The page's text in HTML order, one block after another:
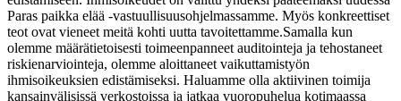
Paras paikka elää -vastuullisuusohjelmassamme. Myös konkreettiset
teot ovat vieneet meitä kohti uutta tavoitettamme.Samalla kun
olemme määrätietoisesti toimeenpanneet auditointeja ja tehostaneet
riskienarviointeja, olemme aloittaneet vaikuttamistyön
ihmisoikeuksien edistämiseksi. Haluamme olla aktiivinen toimija
kansainvälisissä verkostoissa ja jatkaa vuoropuhelua kotimaassa